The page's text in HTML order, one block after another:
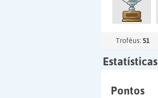
Troféus: 51
Estatísticas
Pontos